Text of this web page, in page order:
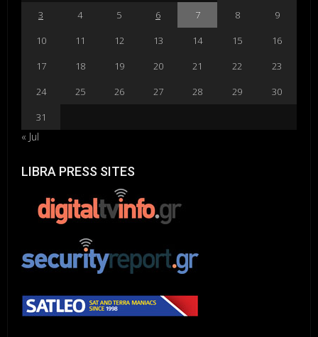
3
4 5 6 7 8
9
10
11 12 13 14 15
16
17
18 19 20 21 22
23
24
25 26 27 28 29
30
31
« Jul
LIBRA PRESS SITES